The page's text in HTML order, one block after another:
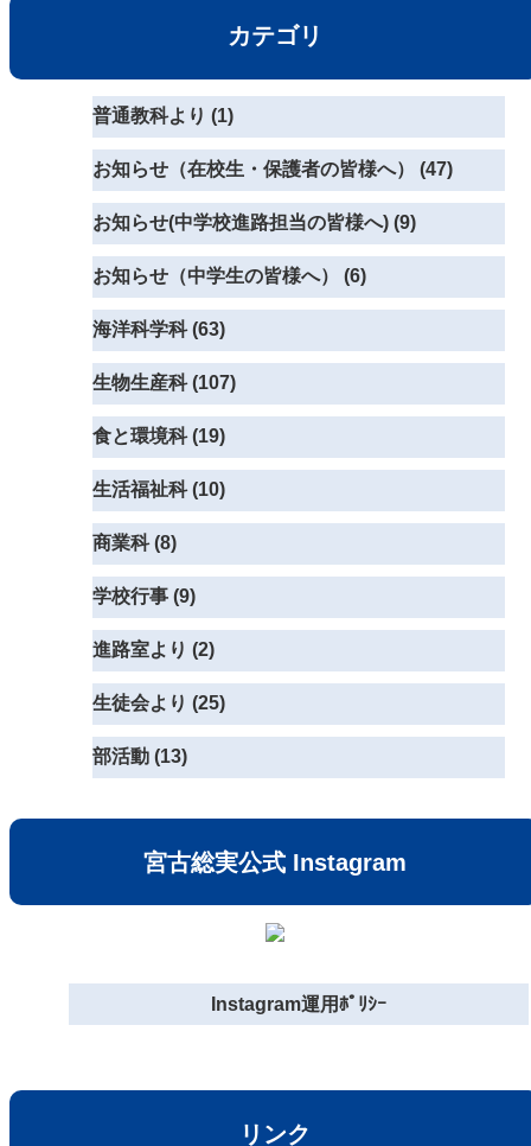
カテゴリ
普通教科より (1)
お知らせ（在校生・保護者の皆様へ） (47)
お知らせ(中学校進路担当の皆様へ) (9)
お知らせ（中学生の皆様へ） (6)
海洋科学科 (63)
生物生産科 (107)
食と環境科 (19)
生活福祉科 (10)
商業科 (8)
学校行事 (9)
進路室より (2)
生徒会より (25)
部活動 (13)
宮古総実公式 Instagram
Instagram運用ﾎﾟﾘｼｰ
リンク